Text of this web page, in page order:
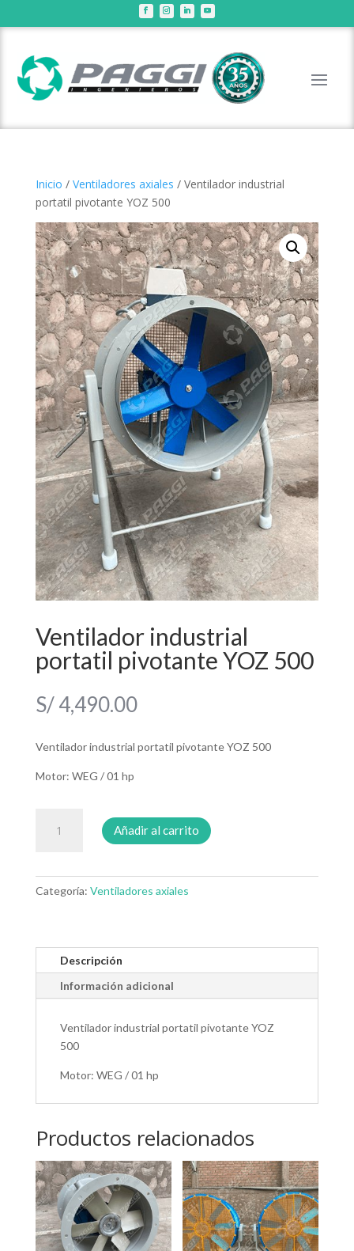
Inicio / Ventiladores axiales / Ventilador industrial
portatil pivotante YOZ 500
Ventilador industrial
portatil pivotante YOZ 500
S/4,490.00
Ventilador industrial portatil pivotante YOZ 500
Motor: WEG / 01 hp
industrial
YOZ
Añadir al carrito
Categoría: Ventiladores axiales
Descripción
Información adicional
Ventilador industrial portatil pivotante YOZ
500
Motor: WEG / 01 hp
Productos relacionados